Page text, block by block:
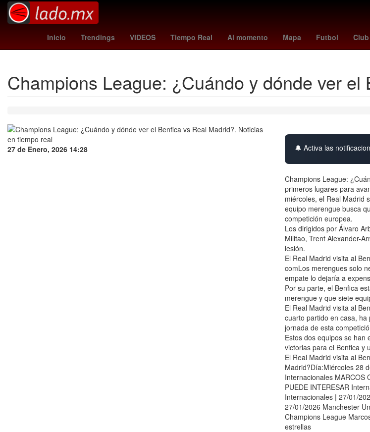
Inicio Trendings VIDEOS Tiempo Real Al momento Mapa Futbol Club
Dólar estadounidense skarsgard columbus crew - pachuca Centroamérica Secta change org
Champions League: ¿Cuándo y dónde ver el
27 de Enero, 2026 14:28 🔔 Activa las
Champions League:
primeros lugares para
miércoles, el Real Madrid
equipo merengue busca
competición europea.
Los dirigidos por Álvaro
Militao, Trent Alexander-
lesión.
El Real Madrid visita al
comLos merengues solo
empate lo dejaría a
Por su parte, el Benfica
merengue y que siete
El Real Madrid visita al
cuarto partido en casa,
jornada de esta
Estos dos equipos se han
victorias para el Benfica y
El Real Madrid visita al
Madrid?Día:Miércoles 28
Internacionales MARCOS
PUEDE INTERESAR
Internacionales | 27/01/
27/01/2026 Manchester
Champions League
estrellas